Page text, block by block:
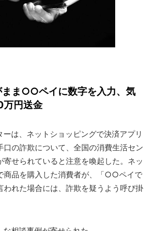
まま○○ペイに数字を入力、気
万円送金
は、ネットショッピングで決済アプリ
口の詐欺について、全国の消費生活セン
寄せられていると注意を喚起した。ネッ
商品を購入した消費者が、「○○ペイで
われた場合には、詐欺を疑うよう呼び掛